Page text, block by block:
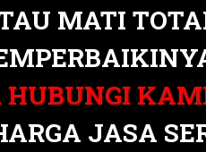
MATI
HUBUNGI
JASA